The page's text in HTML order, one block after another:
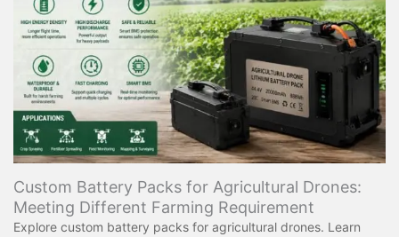
Custom Battery Packs for Agricultural Drones:
Meeting Different Farming Requirement
Explore custom battery packs for agricultural drones. Learn